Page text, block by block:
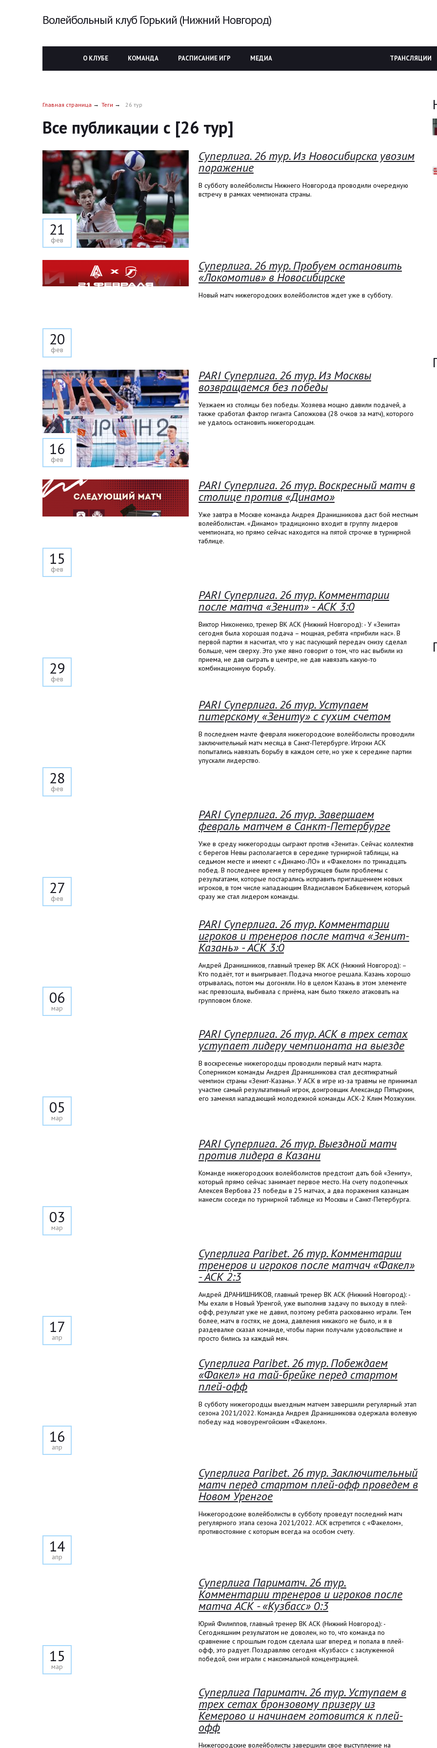
Волейбольный клуб Горький (Нижний Новгород)
О КЛУБЕ КОМАНДА РАСПИСАНИЕ ИГР МЕДИА ТРАНСЛЯЦИИ
Главная страница Теги 26 тур
Все публикации с [26 тур]
21
фев
Суперлига. 26 тур. Из Новосибирска увозим
поражение
В субботу волейболисты Нижнего Новгорода проводили очередную
встречу в рамках чемпионата страны.
20
фев
Суперлига. 26 тур. Пробуем остановить
«Локомотив» в Новосибирске
Новый матч нижегородских волейболистов ждет уже в субботу.
16
фев
PARI Суперлига. 26 тур. Из Москвы
возвращаемся без победы
Уезжаем из столицы без победы. Хозяева мощно давили подачей, а
также сработал фактор гиганта Сапожкова (28 очков за матч), которого
не удалось остановить нижегородцам.
15
фев
PARI Суперлига. 26 тур. Воскресный матч в
столице против «Динамо»
Уже завтра в Москве команда Андрея Дранишникова даст бой местным
волейболистам. «Динамо» традиционно входит в группу лидеров
чемпионата, но прямо сейчас находится на пятой строчке в турнирной
таблице.
29
фев
PARI Суперлига. 26 тур. Комментарии
после матча «Зенит» - АСК 3:0
Виктор Никоненко, тренер ВК АСК (Нижний Новгород): - У «Зенита»
сегодня была хорошая подача – мощная, ребята «прибили нас». В
первой партии я насчитал, что у нас пасующий передач снизу сделал
больше, чем сверху. Это уже явно говорит о том, что нас выбили из
приема, не дав сыграть в центре, не дав навязать какую-то
комбинационную борьбу.
28
фев
PARI Суперлига. 26 тур. Уступаем
питерскому «Зениту» с сухим счетом
В последнем мачте февраля нижегородские волейболисты проводили
заключительный матч месяца в Санкт-Петербурге. Игроки АСК
попытались навязать борьбу в каждом сете, но уже к середине партии
упускали лидерство.
27
фев
PARI Суперлига. 26 тур. Завершаем
февраль матчем в Санкт-Петербурге
Уже в среду нижегородцы сыграют против «Зенита». Сейчас коллектив
с берегов Невы располагается в середине турнирной таблицы, на
седьмом месте и имеют с «Динамо-ЛО» и «Факелом» по тринадцать
побед. В последнее время у петербуржцев были проблемы с
результатами, которые постарались исправить приглашением новых
игроков, в том числе нападающим Владиславом Бабкевичем, который
сразу же стал лидером команды.
06
мар
PARI Суперлига. 26 тур. Комментарии
игроков и тренеров после матча «Зенит-
Казань» - АСК 3:0
Андрей Дранишников, главный тренер ВК АСК (Нижний Новгород): –
Кто подаёт, тот и выигрывает. Подача многое решала. Казань хорошо
отрывалась, потом мы догоняли. Но в целом Казань в этом элементе
нас превзошла, выбивала с приёма, нам было тяжело атаковать на
групповом блоке.
05
мар
PARI Суперлига. 26 тур. АСК в трех сетах
уступает лидеру чемпионата на выезде
В воскресенье нижегородцы проводили первый матч марта.
Соперником команды Андрея Дранишникова стал десятикратный
чемпион страны «Зенит-Казань». У АСК в игре из-за травмы не принимал
участие самый результативный игрок, доигровщик Александр Пятыркин,
его заменял нападающий молодежной команды АСК-2 Клим Мозжухин.
03
мар
PARI Суперлига. 26 тур. Выездной матч
против лидера в Казани
Команде нижегородских волейболистов предстоит дать бой «Зениту»,
который прямо сейчас занимает первое место. На счету подопечных
Алексея Вербова 23 победы в 25 матчах, а два поражения казанцам
нанесли соседи по турнирной таблице из Москвы и Санкт-Петербурга.
17
апр
Суперлига Paribet. 26 тур. Комментарии
тренеров и игроков после матчач «Факел»
- АСК 2:3
Андрей ДРАНИШНИКОВ, главный тренер ВК АСК (Нижний Новгород): -
Мы ехали в Новый Уренгой, уже выполнив задачу по выходу в плей-
офф, результат уже не давил, поэтому ребята раскованно играли. Тем
более, матч в гостях, не дома, давления никакого не было, и я в
раздевалке сказал команде, чтобы парни получали удовольствие и
просто бились за каждый мяч.
16
апр
Суперлига Paribet. 26 тур. Побеждаем
«Факел» на тай-брейке перед стартом
плей-офф
В субботу нижегородцы выездным матчем завершили регулярный этап
сезона 2021/2022. Команда Андрея Дранишникова одержала волевую
победу над новоуренгойским «Факелом».
14
апр
Суперлига Paribet. 26 тур. Заключительный
матч перед стартом плей-офф проведем в
Новом Уренгое
Нижегородские волейболисты в субботу проведут последний матч
регулярного этапа сезона 2021/2022. АСК встретится с «Факелом»,
противостояние с которым всегда на особом счету.
15
мар
Суперлига Париматч. 26 тур.
Комментарии тренеров и игроков после
матча АСК - «Кузбасс» 0:3
Юрий Филиппов, главный тренер ВК АСК (Нижний Новгород): -
Сегодняшним результатом не доволен, но то, что команда по
сравнение с прошлым годом сделала шаг вперед и попала в плей-
офф, это радует. Поздравляю сегодня «Кузбасс» с заслуженной
победой, они играли с максимальной концентрацией.
Суперлига Париматч. 26 тур. Уступаем в
трех сетах бронзовому призеру из
Кемерово и начинаем готовится к плей-
офф
Нижегородские волейболисты завершили свое выступление на